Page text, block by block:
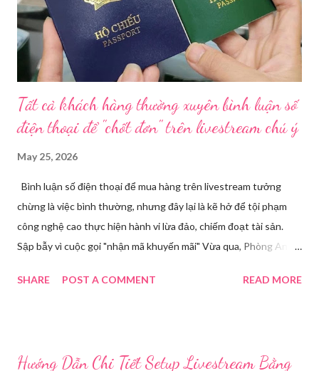
triệt phá đường dây sản xuất, buôn bán mỹ phẩm giả quy mô
lớn, hoạt động tinh vi ngay giữa khu dân cư ở phường Tân Tạo.
Bên cạnh đó, Sở Y tế sẽ công khai danh ...
Tất cả khách hàng thường xuyên bình luận số
điện thoại để "chốt đơn" trên livestream chú ý
May 25, 2026
Bình luận số điện thoại để mua hàng trên livestream tưởng
chừng là việc bình thường, nhưng đây lại là kẽ hở để tội phạm
công nghệ cao thực hiện hành vi lừa đảo, chiếm đoạt tài sản.
Sập bẫy vì cuộc gọi "nhận mã khuyến mãi" Vừa qua, Phòng An
Công an tỉnh Bắc Ninh đã tiếp nhận đơn trình báo của chị
cá nhân tại phần bình luận, để đặt hàng. Chỉ một thời gian ngắn
SHARE POST A COMMENT READ MORE
Hướng Dẫn Chi Tiết Setup Livestream Bằng